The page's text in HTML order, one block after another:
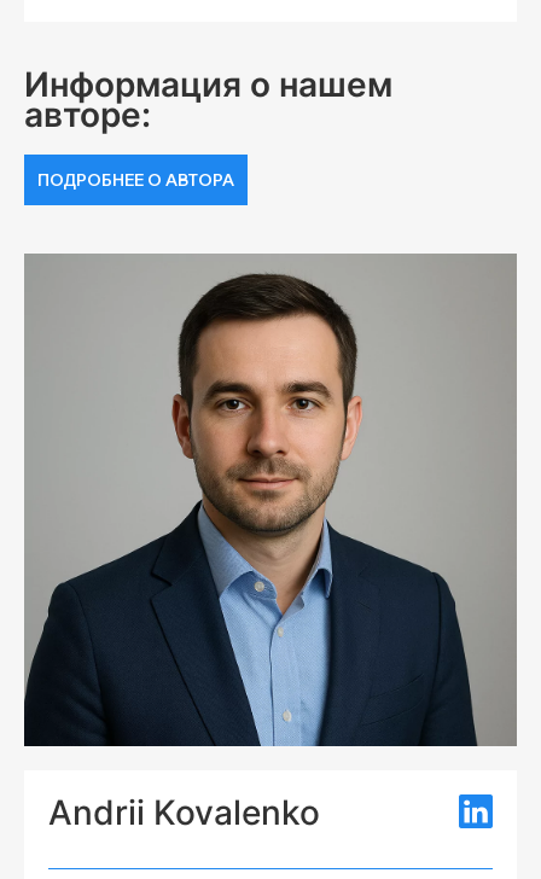
Информация о нашем
авторе:
ПОДРОБНЕЕ О АВТОРА
Andrii Kovalenko